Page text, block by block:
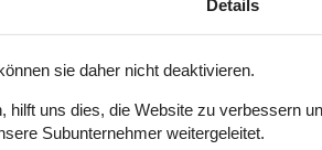
alle die Möglichkeiten, die Ihnen zur
Lichtenhagen lesen, auf
Details
sie daher nicht deaktivieren.
hilft uns dies, die Website zu verbessern
Subunternehmer weitergeleitet.